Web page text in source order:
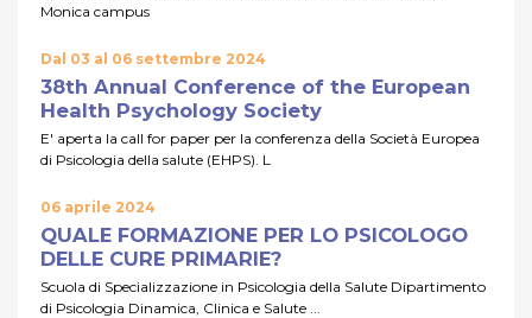
Monica campus
Dal 03 al 06 settembre 2024
38th Annual Conference of the European
Health Psychology Society
E' aperta la call for paper per la conferenza della Società Europea
di Psicologia della salute (EHPS). L
06 aprile 2024
QUALE FORMAZIONE PER LO PSICOLOGO
DELLE CURE PRIMARIE?
Scuola di Specializzazione in Psicologia della Salute Dipartimento
di Psicologia Dinamica, Clinica e Salute ...